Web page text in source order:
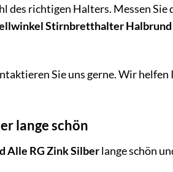
des richtigen Halters. Messen
Stirnbretthalter Halbrund
Sie uns gerne. Wir helfen
lange schön
RG Zink Silberlange schön